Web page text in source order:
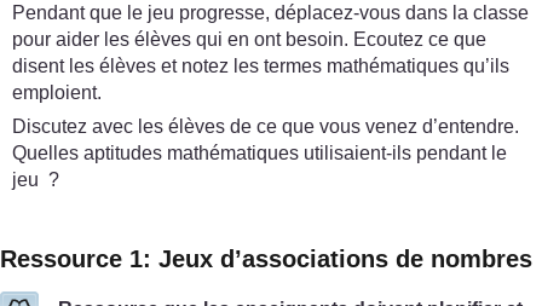
Pendant que le jeu progresse, déplacez-vous dans la classe
pour aider les élèves qui en ont besoin. Ecoutez ce que
disent les élèves et notez les termes mathématiques qu’ils
emploient.
Discutez avec les élèves de ce que vous venez d’entendre.
Quelles aptitudes mathématiques utilisaient-ils pendant le
jeu ?
Ressource 1: Jeux d’associations de nombres